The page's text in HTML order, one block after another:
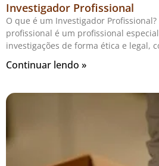
Investigador Profissional
O que é um Investigador
profissional é um profissional
investigações de forma ética e legal,
Continuar lendo »